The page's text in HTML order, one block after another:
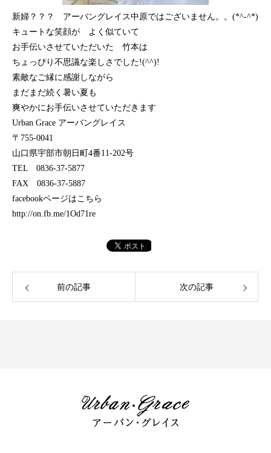
新婦？？？ アーバングレイス中原ではございません。。(*^-^*)
キュートな笑顔が よく似ていて
お手伝いさせていただいた 竹本は
ちょっぴり不思議な楽しさでした!(^^)!
素敵なご縁に感謝しながら
まだまだ続く暑い夏も
爽やかにお手伝いさせていただきます
Urban Grace アーバングレイス
〒755-0041
山口県宇部市朝日町4番11-202号
TEL 0836-37-5877
FAX 0836-37-5887
facebookページはこちら
http://on.fb.me/1Od71re
前の記事 次の記事